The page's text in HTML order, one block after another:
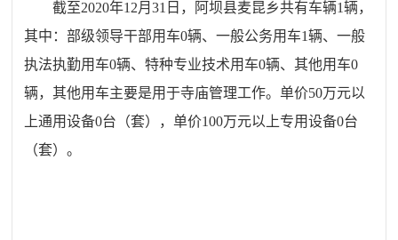
截至2020年12月31 日， 阿坝县麦昆乡共有车辆1辆，
其中：部级领导干部用车0辆、一般公务用车1辆、一般
执法执勤用车0辆、特种专业技术用车0辆、其他用车0
辆，其他用车主要是用于寺庙管理工作。单价50万元以
上通用设备0台（套），单价100万元以上专用设备0台
（套）。